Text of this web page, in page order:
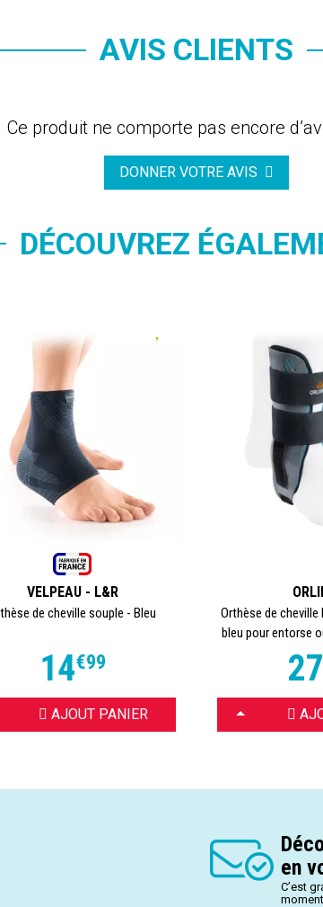
AVIS CLIENTS
Ce produit ne comporte pas encore
DONNER VOTRE AVIS
DÉCOUVREZ
VELPEAU - L&R
de cheville souple - Bleu
14€99
AJOUT PANIER
Orthèse de
bleu pour entorse
27
CHOISIR
en
C’est